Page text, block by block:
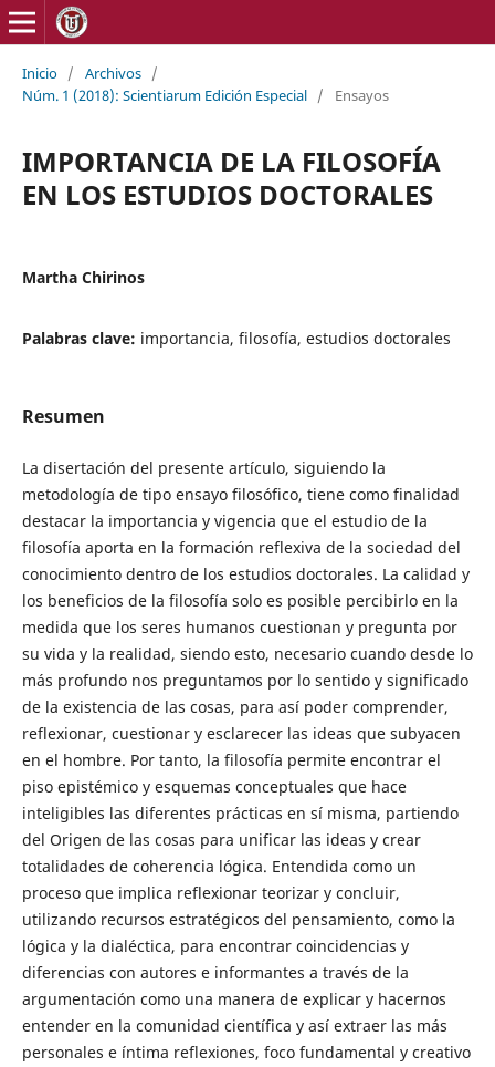
Inicio / Archivos /
Núm. 1 (2018): Scientiarum Edición Especial / Ensayos
IMPORTANCIA DE LA FILOSOFÍA
EN LOS ESTUDIOS DOCTORALES
Martha Chirinos
Palabras clave: importancia, filosofía, estudios doctorales
Resumen
La disertación del presente artículo, siguiendo la
metodología de tipo ensayo filosófico, tiene como finalidad
destacar la importancia y vigencia que el estudio de la
filosofía aporta en la formación reflexiva de la sociedad del
conocimiento dentro de los estudios doctorales. La calidad y
los beneficios de la filosofía solo es posible percibirlo en la
medida que los seres humanos cuestionan y pregunta por
su vida y la realidad, siendo esto, necesario cuando desde lo
más profundo nos preguntamos por lo sentido y significado
de la existencia de las cosas, para así poder comprender,
reflexionar, cuestionar y esclarecer las ideas que subyacen
en el hombre. Por tanto, la filosofía permite encontrar el
piso epistémico y esquemas conceptuales que hace
inteligibles las diferentes prácticas en sí misma, partiendo
del Origen de las cosas para unificar las ideas y crear
totalidades de coherencia lógica. Entendida como un
proceso que implica reflexionar teorizar y concluir,
utilizando recursos estratégicos del pensamiento, como la
lógica y la dialéctica, para encontrar coincidencias y
diferencias con autores e informantes a través de la
argumentación como una manera de explicar y hacernos
entender en la comunidad científica y así extraer las más
personales e íntima reflexiones, foco fundamental y creativo